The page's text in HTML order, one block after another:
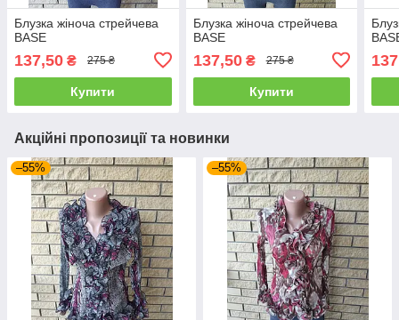
Блузка жіноча стрейчева
BASE
137,50 ₴ 275 ₴
Купити
Блузка жіноча стрейчева
BASE
137,50₴ 275 ₴
Купити
Акційні пропозиції та новинки
–55% –55%